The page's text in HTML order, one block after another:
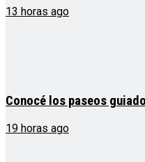
13 horas ago
Conocé los paseos
19 horas ago